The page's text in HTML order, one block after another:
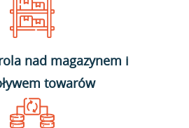
nad magazynem i
towarów